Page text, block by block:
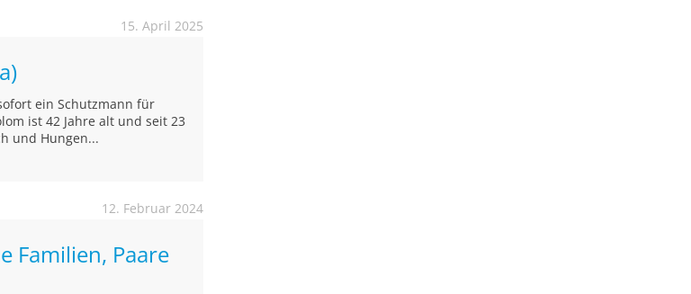
15. April 2025
ein Schutzmann für
ist 42 Jahre alt und seit 23
und Hungen...
12. Februar 2024
Familien, Paare